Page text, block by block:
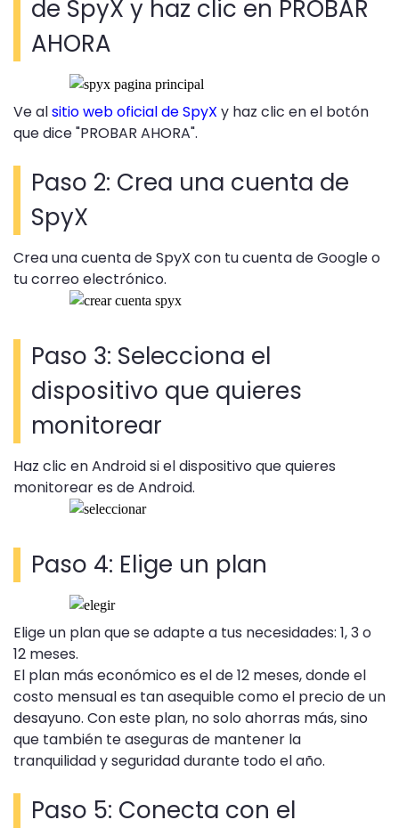
de SpyX y haz clic en PROBAR
AHORA
Ve alsitio web oficial de SpyX y haz clic en el botón
que dice "PROBAR AHORA".
Paso 2: Crea una cuenta de
SpyX
Crea una cuenta de SpyX con tu cuenta de Google o
tu correo electrónico.
Paso 3: Selecciona el
dispositivo que quieres
monitorear
Haz clic en Android si el dispositivo que quieres
monitorear es de Android.
Paso 4: Elige un plan
Elige un plan que se adapte a tus necesidades: 1, 3 o
12 meses.
El plan más económico es el de 12 meses, donde el
costo mensual es tan asequible como el precio de un
desayuno. Con este plan, no solo ahorras más, sino
que también te aseguras de mantener la
tranquilidad y seguridad durante todo el año.
Paso 5: Conecta con el